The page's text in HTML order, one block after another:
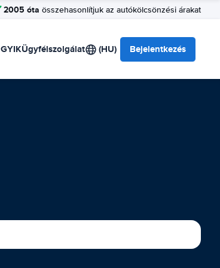
2005 óta összehasonlítjuk az autókölcsönzési árakat
GYIKÜgyfélszolgálat (HU) Bejelentkezés